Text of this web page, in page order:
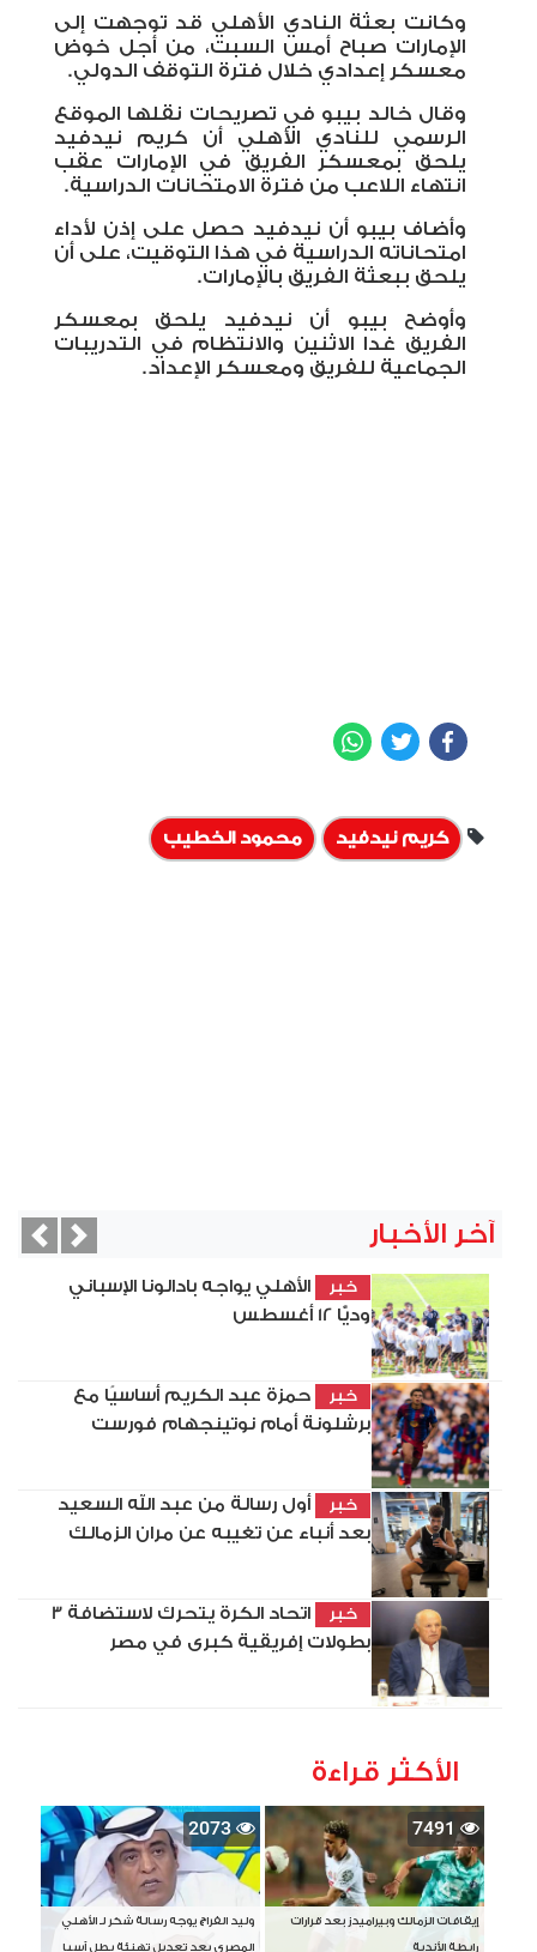
وكانت بعثة النادي الأهلي قد توجهت إلى
الإمارات صباح أمس السبت، من أجل خوض
معسكر إعدادي خلال فترة التوقف الدولي.
وقال خالد بيبو في تصريحات نقلها الموقع
الرسمي للنادي الأهلي أن كريم نيدفيد
يلحق بمعسكر الفريق في الإمارات عقب
انتهاء اللاعب من فترة الامتحانات الدراسية.
وأضاف بيبو أن نيدفيد حصل على إذن لأداء
امتحاناته الدراسية في هذا التوقيت، على أن
يلحق ببعثة الفريق بالإمارات.
وأوضح بيبو أن نيدفيد يلحق بمعسكر
الفريق غدا الاثنين والانتظام في التدريبات
الجماعية للفريق ومعسكر الإعداد.
Facebook
Twitter
كريم نيدفيد محمود الخطيب
آخر الأخبار
خبر
الأهلي يواجه بادالونا الإسباني
وديًّا 12 أغسطس
خبر
حمزة عبد الكريم أساسيًا مع
برشلونة أمام نوتينجهام فورست
خبر
أول رسالة من عبد الله السعيد
بعد أنباء عن تغيبه عن مران الزمالك
خبر
اتحاد الكرة يتحرك لاستضافة 3
بطولات إفريقية كبرى في مصر
Next
الأكثر قراءة
7491
إيقافات الزمالك وبيراميدز بعد قرارات
رابطة الأندية
2073
وليد الفراج يوجه رسالة شكر لـ الأهلي
المصري بعد تعديل تهنئة بطل آسيا